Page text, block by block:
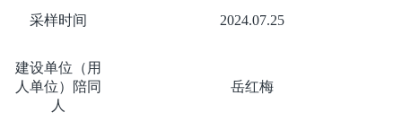
采样时间 2024.07.25
建设单位（用
人单位）陪同
人
岳红梅